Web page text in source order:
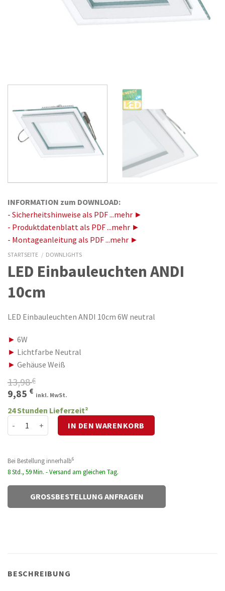
INFORMATION zum DOWNLOAD:
- Sicherheitshinweise als PDF ...mehr ►
- Produktdatenblatt als PDF ...mehr ►
- Montageanleitung als PDF ...mehr ►
STARTSEITE / DOWNLIGHTS
LED Einbauleuchten ANDI
10cm
LED Einbauleuchten ANDI 10cm 6W neutral
► 6W
► Lichtfarbe Neutral
► Gehäuse Weiß
13,98€
Ursprünglicher
Preis
war:
13,98 €
9,85 €Aktueller
Preis
ist:
9,85 €.
inkl. MwSt.
24 Stunden Lieferzeit²
IN DEN WARENKORB
Bei Bestellung innerhalb6
8 Std., 59 Min. - Versand am gleichen Tag.
GROSSBESTELLUNG ANFRAGEN
BESCHREIBUNG